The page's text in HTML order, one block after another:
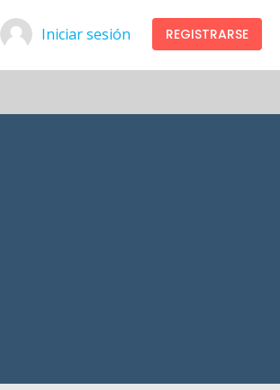
Iniciar sesión REGISTRARSE